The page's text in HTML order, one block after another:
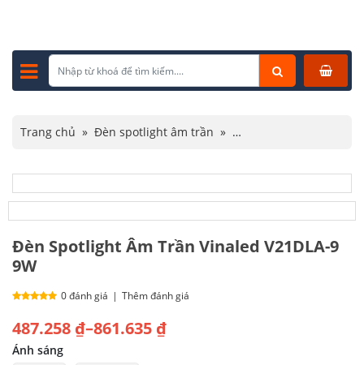
Trang chủ » Đèn spotlight âm trần »
Đèn Spotlight Âm Trần Vinaled V21DLA-9 9W
Đèn Spotlight Âm Trần Vinaled V21DLA-9
9W
0 đánh giá | Thêm đánh giá
487.258 ₫–861.635 ₫
Khoảng
giá:
Ánh sáng